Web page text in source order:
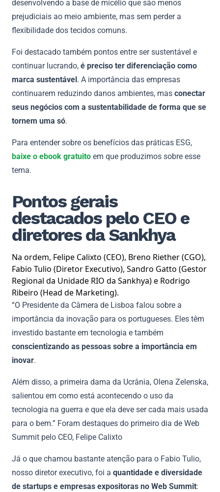
desenvolvendo a base de micélio que são menos
prejudiciais ao meio ambiente, mas sem perder a
flexibilidade dos tecidos comuns.
Foi destacado também pontos entre ser sustentável e
continuar lucrando, é preciso ter diferenciação como
marca sustentável. A importância das empresas
continuarem reduzindo danos ambientes, mas conectar
seus negócios com a sustentabilidade de forma que se
tornem uma só.
Para entender sobre os benefícios das práticas ESG,
baixe o ebook gratuito em que produzimos sobre esse
tema.
Pontos gerais
destacados pelo CEO e
diretores da Sankhya
Na ordem, Felipe Calixto (CEO), Breno Riether (CGO),
Fabio Tulio (Diretor Executivo), Sandro Gatto (Gestor
Regional da Unidade RIO da Sankhya) e Rodrigo
Ribeiro (Head de Marketing).
“O Presidente da Câmera de Lisboa falou sobre a
importância da inovação para os portugueses. Eles têm
investido bastante em tecnologia e também
conscientizando as pessoas sobre a importância em
inovar.
Além disso, a primeira dama da Ucrânia, Olena Zelenska,
salientou em como está acontecendo o uso da
tecnologia na guerra e que ela deve ser cada mais usada
para o bem.” Foram destaques do primeiro dia de Web
Summit pelo CEO, Felipe Calixto
Já o que chamou bastante atenção para o Fabio Tulio,
nosso diretor executivo, foi a quantidade e diversidade
de startups e empresas expositoras no Web Summit: